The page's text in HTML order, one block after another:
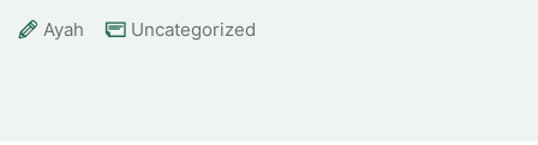
Ayah Uncategorized